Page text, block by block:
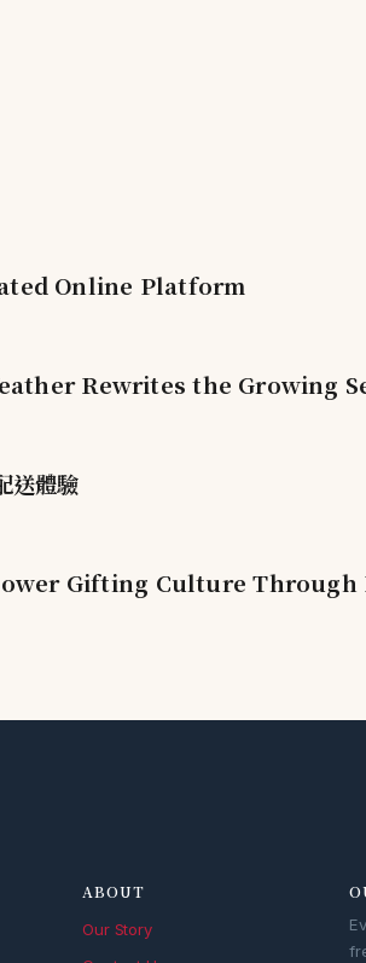
Online Platform
Rewrites the Growing
送體驗
Gifting Culture
ABOUT
Our Story